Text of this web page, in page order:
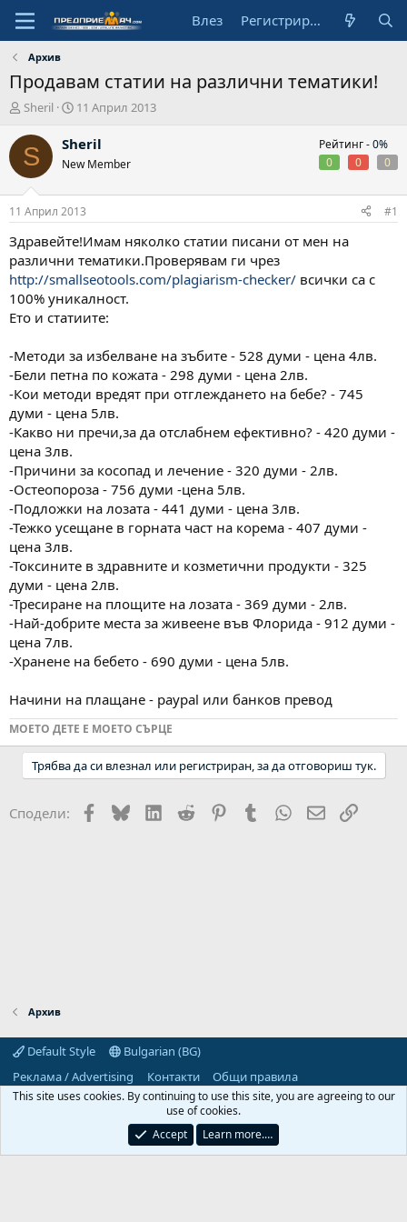
Влез Регистрирай се
Архив
Продавам статии на различни тематики!
А
т
о
Sheril
Н
ч
л
а
д
а
а
11 Април 2013
S Sheril
New Member
Рейтинг -0%
0
0 0
11 Април 2013 #1
Здравейте!Имам няколко статии писани от мен на
различни тематики.Проверявам ги чрез
http://smallseotools.com/plagiarism-checker/ всички са с
100% уникалност.
Ето и статиите:
-Методи за избелване на зъбите - 528 думи - цена 4лв.
-Бели петна по кожата - 298 думи - цена 2лв.
-Кои методи вредят при отглеждането на бебе? - 745
думи - цена 5лв.
-Какво ни пречи,за да отслабнем ефективно? - 420 думи -
цена 3лв.
-Причини за косопад и лечение - 320 думи - 2лв.
-Остеопороза - 756 думи -цена 5лв.
-Подложки на лозата - 441 думи - цена 3лв.
-Тежко усещане в горната част на корема - 407 думи -
цена 3лв.
-Токсините в здравните и козметични продукти - 325
думи - цена 2лв.
-Тресиране на площите на лозата - 369 думи - 2лв.
-Най-добрите места за живеене във Флорида - 912 думи -
цена 7лв.
-Хранене на бебето - 690 думи - цена 5лв.
Начини на плащане - paypal или банков превод
МОЕТО ДЕТЕ Е МОЕТО СЪРЦЕ
Трябва да си влезнал или регистриран, за да отговориш тук.
Сподели: Facebook
BlueskyLinkedIn
Reddit PinterestTumblr WhatsApp
EmailLink
Архив
Default Style
Bulgarian (BG)
Реклама / Advertising
Контакти
Общи правила
Декларация за поверителност
Помощ Начало
R
S
Predpriemach.com © 2006-2026. Hosting by:
This site uses cookies. By continuing to use this site, you are agreeing to our
use of cookies.
Accept
Learn more.…